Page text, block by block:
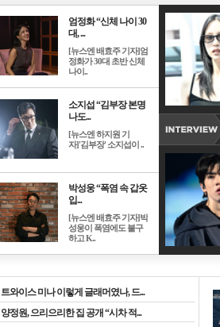
엄정화 “신체 나이 30
대, ...
[뉴스엔 배효주 기자]엄
정화가 30대 초반 신체
나이..
소지섭 “김부장 본명
나도...
[뉴스엔 하지원 기
자]'김부장' 소지섭이 ..
박성웅 “폭염 속 갑옷
입...
[뉴스엔 배효주 기자]박
성웅이 폭염에도 불구
하고 K..
트와이스 미나 이렇게 글래머였나, 드...
양정원, 으리으리한 집 공개 “시차 적...